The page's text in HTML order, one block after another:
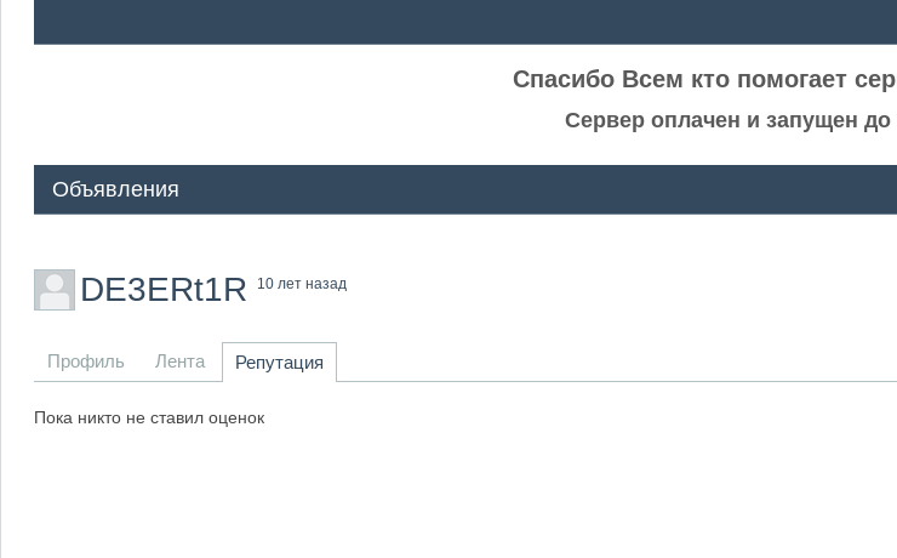
Спасибо Всем кто помогает
Сервер оплачен и запущен до
Объявления
DE3ERt1R 10 лет назад
Профиль Лента Репутация
Пока никто не ставил оценок